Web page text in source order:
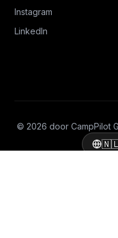
Instagram
LinkedIn
© 2026 door CampPilot